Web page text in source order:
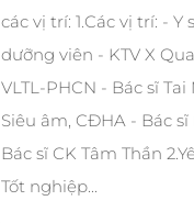
các vị trí: 1.Các vị trí: -
dưỡng viên - KTV X
VLTL-PHCN - Bác sĩ
Siêu âm, CĐHA - Bác
Bác sĩ CK Tâm Thần
Tốt nghiệp...